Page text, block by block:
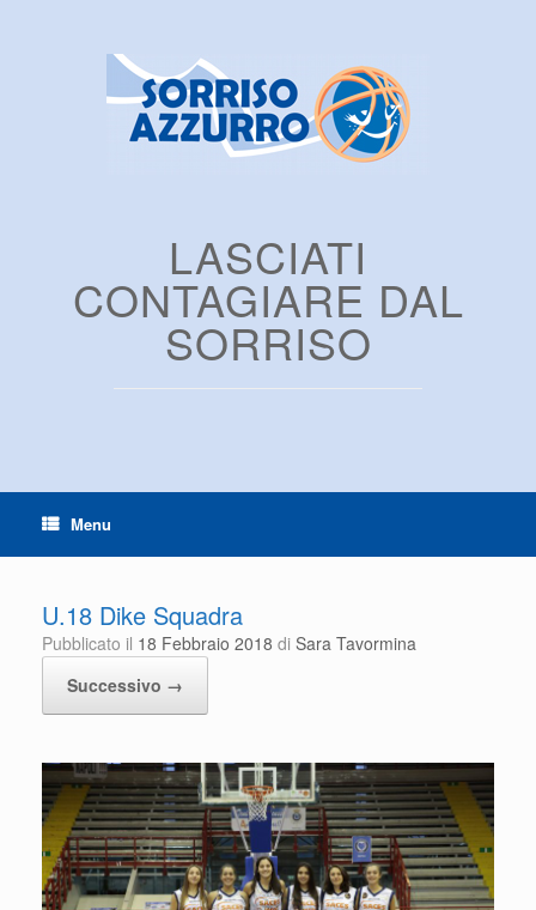
LASCIATI
CONTAGIARE DAL
SORRISO
Menu
U.18 Dike Squadra
Pubblicato il 18 Febbraio 2018 di Sara Tavormina
Successivo →